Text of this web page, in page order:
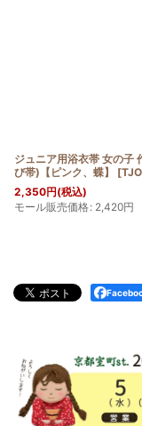
ジュニア用浴衣帯 女の子
び帯)【ピンク、蝶】
[
2,350円(税込)
モール販売価格: 2,420円